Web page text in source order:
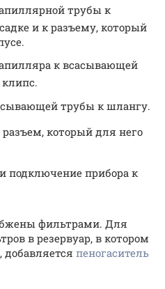
трубы к
и к разъему, который
к всасывающей
трубы к шлангу.
который для него
подключение прибора к
фильтрами. Для
в резервуар, в котором
добавляется пеногаситель